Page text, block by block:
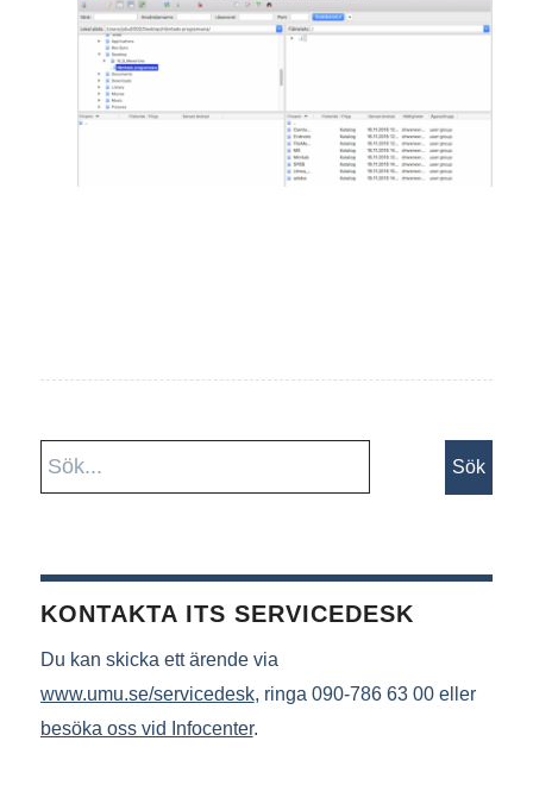
KONTAKTA ITS SERVICEDESK
Du kan skicka ett ärende via
www.umu.se/servicedesk, ringa 090-786 63 00 eller
besöka oss vid Infocenter.